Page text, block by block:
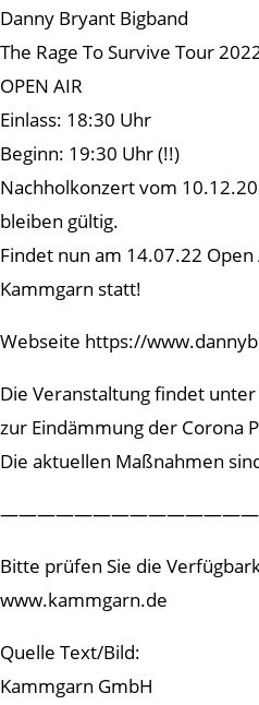
Danny Bryant Bigband
The Rage To Survive Tour
OPEN AIR
Einlass: 18:30 Uhr
Beginn: 19:30 Uhr (!!)
Nachholkonzert vom
bleiben gültig.
Findet nun am 14.07.22
Kammgarn statt!
Webseite https://
Die Veranstaltung findet
zur Eindämmung der Corona
Die aktuellen Maßnahmen
Bitte prüfen Sie die
www.kammgarn.de
Quelle Text/Bild:
Kammgarn GmbH